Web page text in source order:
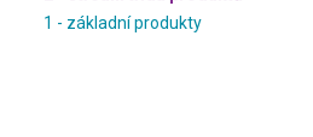
1 - základní produkty